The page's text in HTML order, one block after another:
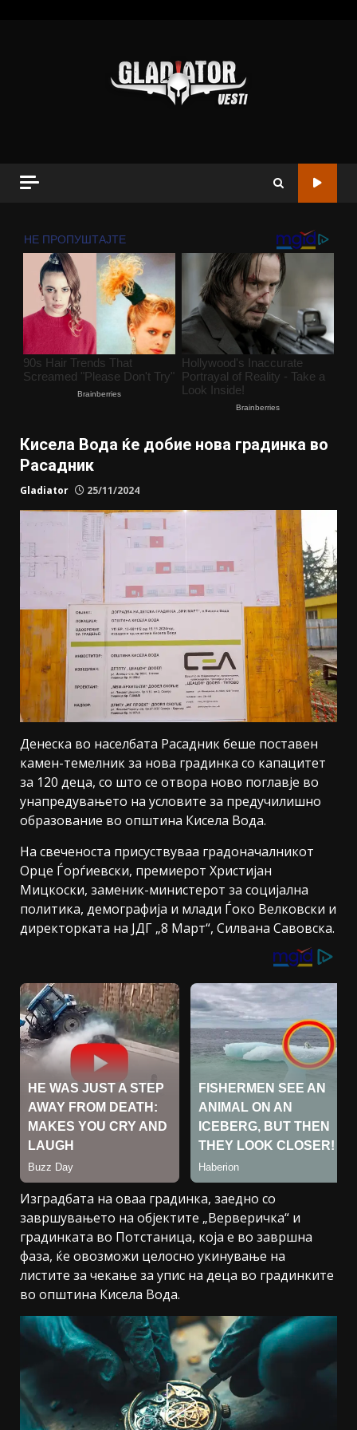
Кисела Вода ќе добие нова градинка во
Расадник
Gladiator 25/11/2024
Денеска во населбата Расадник беше поставен
камен-темелник за нова градинка со капацитет
за 120 деца, со што се отвора ново поглавје во
унапредувањето на условите за предучилишно
образование во општина Кисела Вода.
На свеченоста присуствуваа градоначалникот
Орце Ѓорѓиевски, премиерот Христијан
Мицкоски, заменик-министерот за социјална
политика, демографија и млади Ѓоко Велковски и
директорката на ЈДГ „8 Март“, Силвана Савовска.
Изградбата на оваа градинка, заедно со
завршувањето на објектите „Верверичка“ и
градинката во Потстаница, која е во завршна
фаза, ќе овозможи целосно укинување на
листите за чекање за упис на деца во градинките
во општина Кисела Вода.